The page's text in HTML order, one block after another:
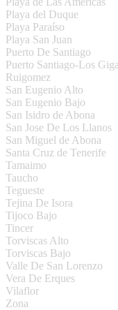
Playa del Duque
Playa Paraíso
Playa San Juan
Puerto De Santiago
Puerto Santiago-Los
Ruigomez
San Eugenio Alto
San Eugenio Bajo
San Isidro de Abona
San Jose De Los Llanos
San Miguel de Abona
Santa Cruz de Tenerife
Tamaimo
Taucho
Tegueste
Tejina De Isora
Tijoco Bajo
Tincer
Torviscas Alto
Torviscas Bajo
Valle De San Lorenzo
Vera De Erques
Vilaflor
Zona